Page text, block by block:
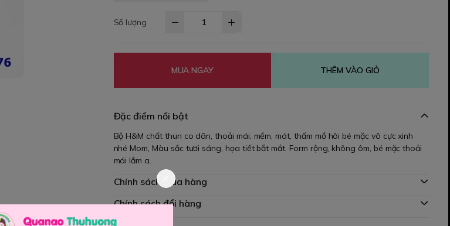
Số lượng
MUA NGAY THÊM VÀO GIỎ
Đặc điểm nổi bật
Bộ H&M chất thun co dãn, thoải mái, mềm, mát, thấm mồ hôi bé mặc vô cực xinh
nhé Mom, Màu sắc tươi sáng, họa tiết bắt mắt. Form rộng, không ôm, bé mặc thoải
mái lắm a.
Chính sách mua hàng
Chính sách đổi hàng